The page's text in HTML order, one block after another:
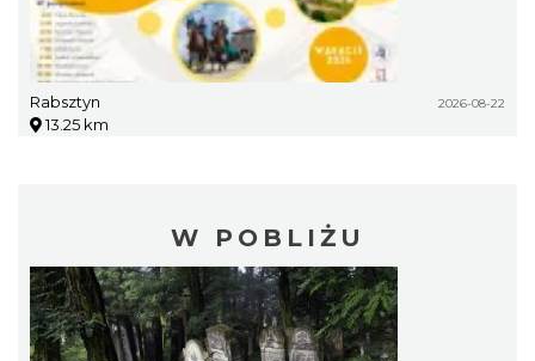
Rabsztyn 2026-08-22
13.25 km
W POBLIŻU